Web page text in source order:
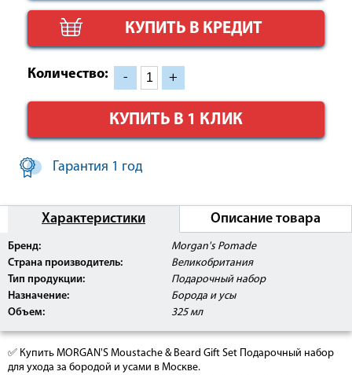
КУПИТЬ В КРЕДИТ
Количество: - +
КУПИТЬ В 1 КЛИК
Гарантия 1 год
Характеристики Описание товара
Бренд:
Morgan's Pomade
Страна производитель:
Великобритания
Тип продукции:
Подарочный набор
Назначение:
Борода и усы
Объем:
325 мл
MORGAN'S Воск для бороды и усов 50 г.
MORGAN'S Воск для укладки усов 50 г.
✅ Купить MORGAN'S Moustache & Beard Gift Set Подарочный набор
для ухода за бородой и усами в Москве.